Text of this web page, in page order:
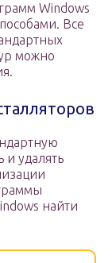
Windows
Все
можно
и удалять
найти